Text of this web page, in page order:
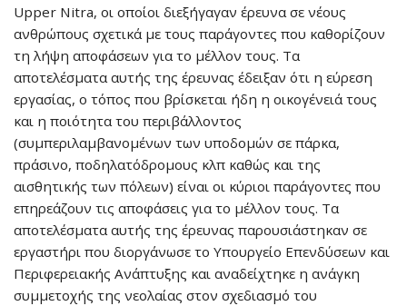
Upper Nitra, οι οποίοι διεξήγαγαν έρευνα σε νέους
ανθρώπους σχετικά με τους παράγοντες που καθορίζουν
τη λήψη αποφάσεων για το μέλλον τους. Τα
αποτελέσματα αυτής της έρευνας έδειξαν ότι η εύρεση
εργασίας, ο τόπος που βρίσκεται ήδη η οικογένειά τους
και η ποιότητα του περιβάλλοντος
(συμπεριλαμβανομένων των υποδομών σε πάρκα,
πράσινο, ποδηλατόδρομους κλπ καθώς και της
αισθητικής των πόλεων) είναι οι κύριοι παράγοντες που
επηρεάζουν τις αποφάσεις για το μέλλον τους. Τα
αποτελέσματα αυτής της έρευνας παρουσιάστηκαν σε
εργαστήρι που διοργάνωσε το Υπουργείο Επενδύσεων και
Περιφερειακής Ανάπτυξης και αναδείχτηκε η ανάγκη
συμμετοχής της νεολαίας στον σχεδιασμό του